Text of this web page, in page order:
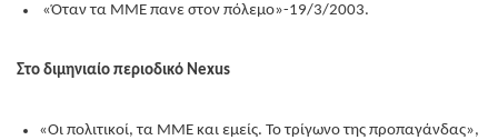
«Όταν τα ΜΜΕ πανε στον πόλεμο»-19/3/2003.
Στο διμηνιαίο περιοδικό Nexus
«Οι πολιτικοί, τα ΜΜΕ και εμείς. Το τρίγωνο της προπαγάνδας»,